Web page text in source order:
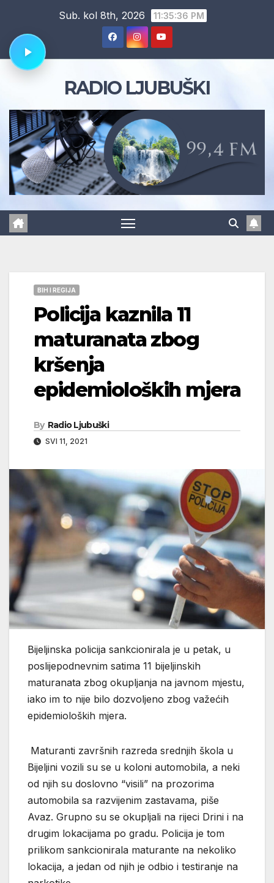
content
Sub. kol 8th, 2026 11:35:36 PM
RADIO LJUBUŠKI
BIH I REGIJA
Policija kaznila 11
maturanata zbog
kršenja
epidemioloških mjera
By Radio Ljubuški
SVI 11, 2021
Bijeljinska policija sankcionirala je u petak, u
poslijepodnevnim satima 11 bijeljinskih
maturanata zbog okupljanja na javnom mjestu,
iako im to nije bilo dozvoljeno zbog važećih
epidemioloških mjera.
Maturanti završnih razreda srednjih škola u
Bijeljini vozili su se u koloni automobila, a neki
od njih su doslovno “visili” na prozorima
automobila sa razvijenim zastavama, piše
Avaz. Grupno su se okupljali na rijeci Drini i na
drugim lokacijama po gradu. Policija je tom
prilikom sankcionirala maturante na nekoliko
lokacija, a jedan od njih je odbio i testiranje na